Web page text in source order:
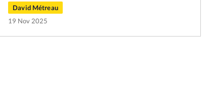
David Métreau
19 Nov 2025